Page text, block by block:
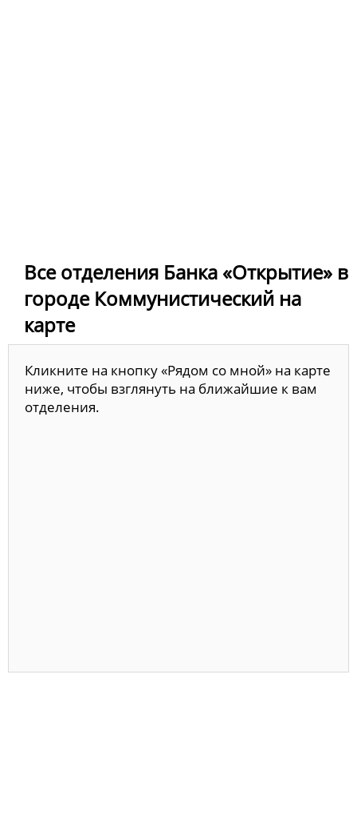
Все отделения Банка «Открытие» в
городе Коммунистический на
карте
Кликните на кнопку «Рядом со мной» на карте
ниже, чтобы взглянуть на ближайшие к вам
отделения.